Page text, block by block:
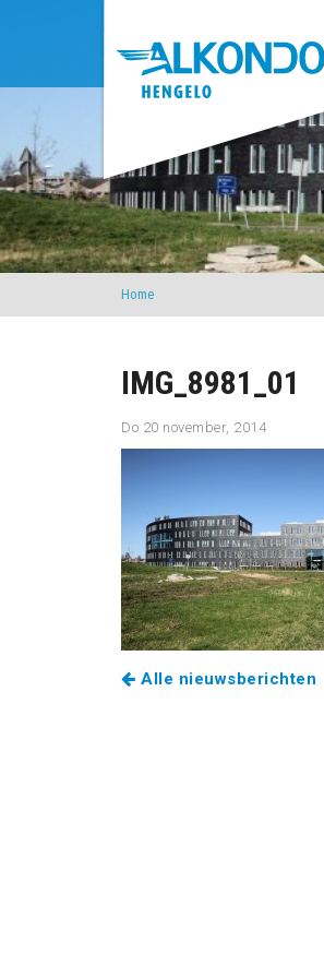
Home
IMG_8981_01
Do 20 november, 2014
Alle nieuwsberichten